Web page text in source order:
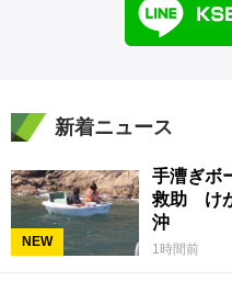
新着ニュース
NEW
手漕ぎボ
救助 け
沖
1時間前